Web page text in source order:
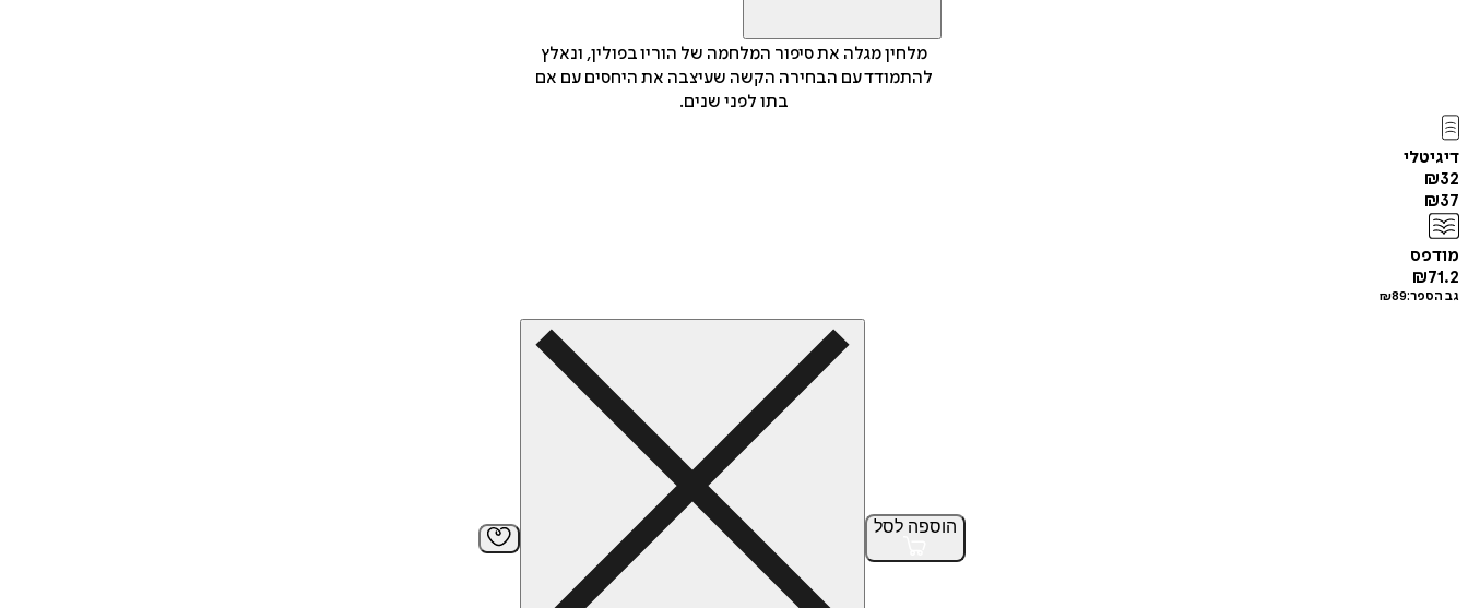
מלחין מגלה את סיפור המלחמה של הוריו בפולין, ונאלץ
להתמודד עם הבחירה הקשה שעיצבה את היחסים עם אם
בתו לפני שנים.
דיגיטלי
₪32
₪37
מודפס
₪71.2
גב הספר: ₪89
הוספה לסל